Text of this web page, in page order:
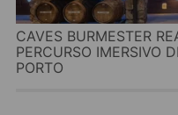
CAVES BURMESTER
PERCURSO IMERSIVO
PORTO